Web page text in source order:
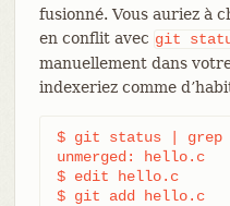
fusionné. Vous auriez à
en conflit avec git
manuellement dans
indexeriez comme
$ git status | grep
unmerged: hello.c
$ edit hello.c
$ git add hello.c